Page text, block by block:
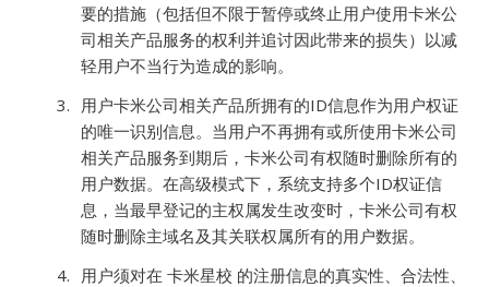
要的措施（包括但不限于暂停或终止用户使用卡米公
司相关产品服务的权利并追讨因此带来的损失）以减
轻用户不当行为造成的影响。
用户卡米公司相关产品所拥有的ID信息作为用户权证
的唯一识别信息。当用户不再拥有或所使用卡米公司
相关产品服务到期后，卡米公司有权随时删除所有的
用户数据。在高级模式下，系统支持多个ID权证信
息，当最早登记的主权属发生改变时，卡米公司有权
随时删除主域名及其关联权属所有的用户数据。
用户须对在 卡米星校 的注册信息的真实性、合法性、